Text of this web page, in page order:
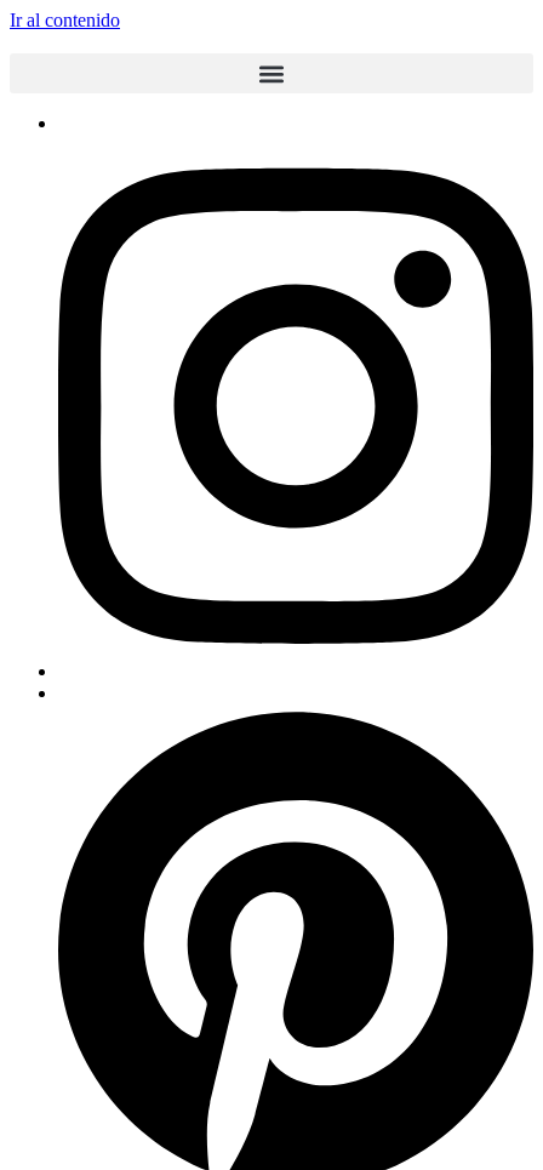
Ir al contenido